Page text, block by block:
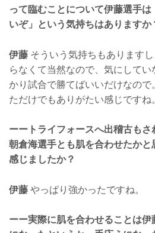
って臨むことについて伊藤選手
いぞ」という気持ちはありますか
伊藤 そういう気持ちもあります
らなくて当然なので、気にして
かり試合で勝てばいいだけなの
ただけでもありがたい感じですね
ーートライフォースへ出稽古もさ
朝倉海選手とも肌を合わせたかと
感じましたか？
伊藤 やっぱり強かったですね。
ーー実際に肌を合わせることは